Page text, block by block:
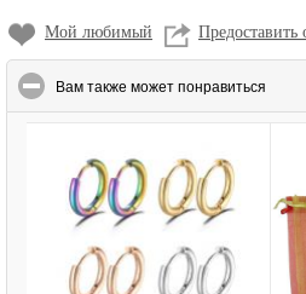
Мой любимый
Вам также может понравиться